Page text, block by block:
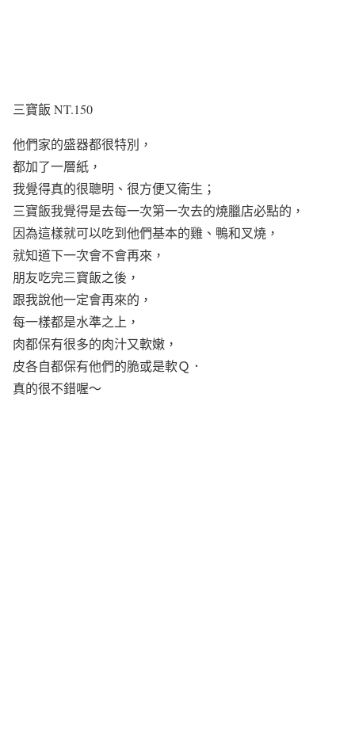
三寶飯 NT.150
他們家的盛器都很特別，
都加了一層紙，
我覺得真的很聰明、很方便又衛生；
三寶飯我覺得是去每一次第一次去的燒臘店必點的，
因為這樣就可以吃到他們基本的雞、鴨和叉燒，
就知道下一次會不會再來，
朋友吃完三寶飯之後，
跟我說他一定會再來的，
每一樣都是水準之上，
肉都保有很多的肉汁又軟嫩，
皮各自都保有他們的脆或是軟Ｑ．
真的很不錯喔～